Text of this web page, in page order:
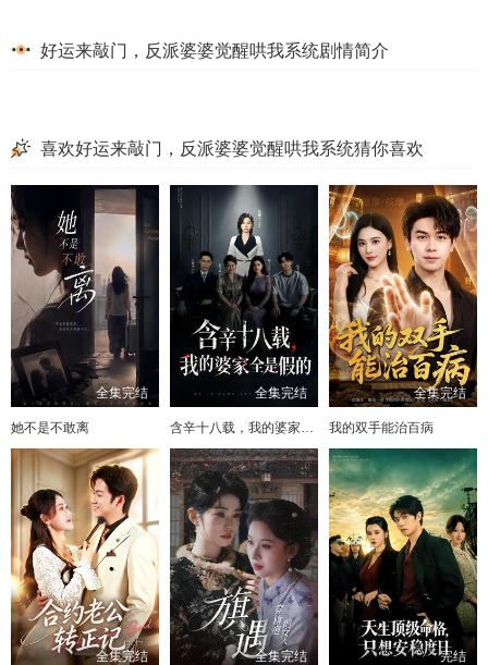
好运来敲门，反派婆婆觉醒哄我系统剧情简介
喜欢好运来敲门，反派婆婆觉醒哄我系统猜你喜欢
全集完结
她不是不敢离
全集完结
含辛十八载，我的婆家全是假的
全集完结
我的双手能治百病
全集完结 全集完结 完结